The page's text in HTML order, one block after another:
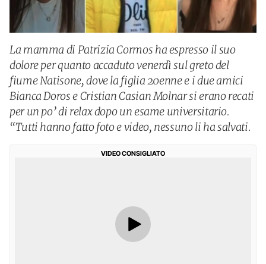
La mamma di Patrizia Cormos ha espresso il suo
dolore per quanto accaduto venerdì sul greto del
fiume Natisone, dove la figlia 20enne e i due amici
Bianca Doros e Cristian Casian Molnar si erano recati
per un po’ di relax dopo un esame universitario.
“Tutti hanno fatto foto e video, nessuno li ha salvati.
VIDEO CONSIGLIATO